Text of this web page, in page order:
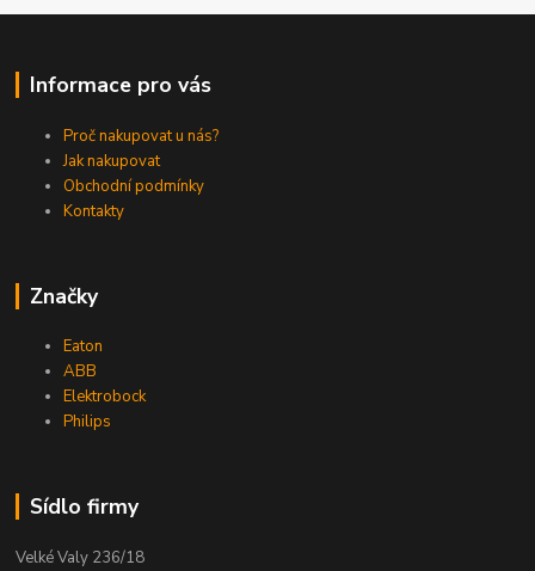
Informace pro vás
Proč nakupovat u nás?
Jak nakupovat
Obchodní podmínky
Kontakty
Značky
Eaton
ABB
Elektrobock
Philips
Sídlo firmy
Velké Valy 236/18